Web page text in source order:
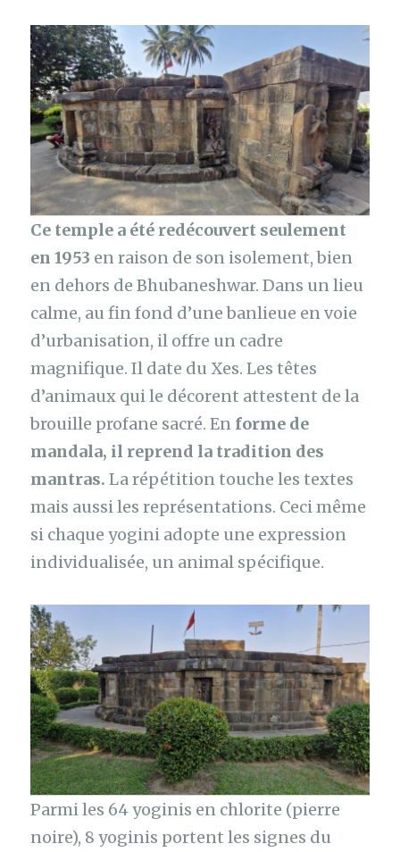
Ce temple a été redécouvert seulement
en 1953 en raison de son isolement, bien
en dehors de Bhubaneshwar. Dans un lieu
calme, au fin fond d’une banlieue en voie
d’urbanisation, il offre un cadre
magnifique. Il date du Xes. Les têtes
d’animaux qui le décorent attestent de la
brouille profane sacré. En forme de
mandala, il reprend la tradition des
mantras. La répétition touche les textes
mais aussi les représentations. Ceci même
si chaque yogini adopte une expression
individualisée, un animal spécifique.
Parmi les 64 yoginis en chlorite (pierre
noire), 8 yoginis portent les signes du